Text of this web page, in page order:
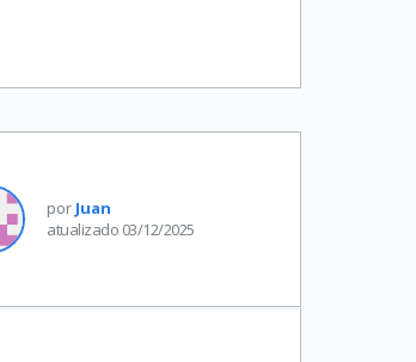
por Juan
atualizado 03/12/2025